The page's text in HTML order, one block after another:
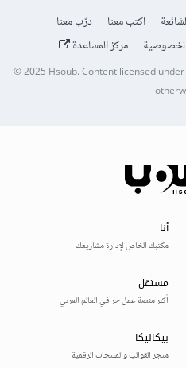
اكتب معنا
درّب معنا
مركز المساعدة
© 2025Hsoub.Content licensed